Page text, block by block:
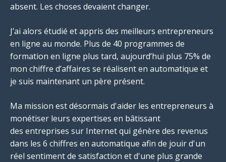
absent. Les choses devaient changer.
J’ai alors étudié et appris des meilleurs entrepreneurs
en ligne au monde. Plus de 40 programmes de
formation en ligne plus tard, aujourd’hui plus 75% de
mon chiffre d’affaires se réalisent en automatique et
je suis maintenant un père présent.
Ma mission est désormais d'aider les entrepreneurs à
monétiser leurs expertises en bâtissant
des entreprises sur Internet qui génère des revenus
dans les 6 chiffres en automatique afin de jouir d'un
réel sentiment de satisfaction et d'une plus grande